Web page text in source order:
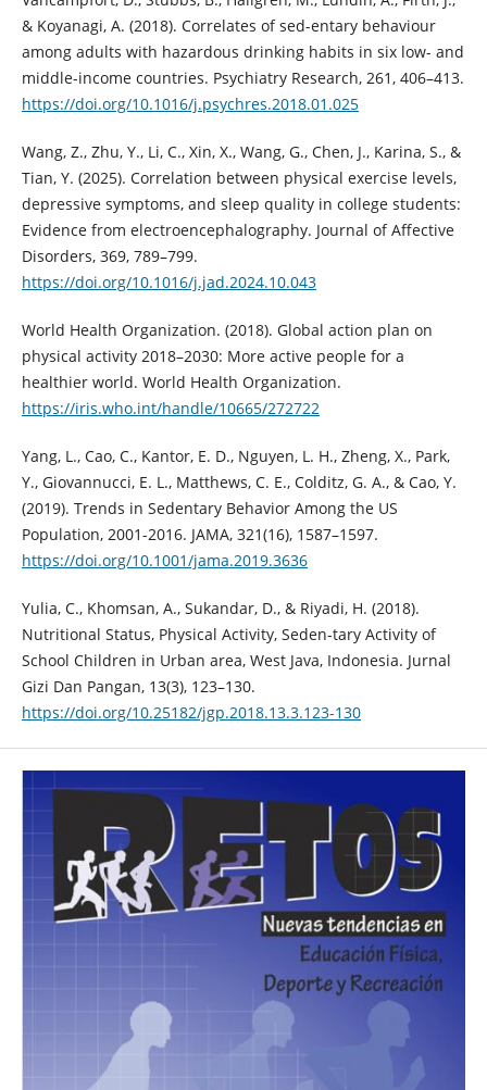
& Koyanagi, A. (2018). Correlates of sed-entary behaviour
among adults with hazardous drinking habits in six low- and
middle-income countries. Psychiatry Research, 261, 406–413.
https://doi.org/10.1016/j.psychres.2018.01.025
Wang, Z., Zhu, Y., Li, C., Xin, X., Wang, G., Chen, J., Karina, S., &
Tian, Y. (2025). Correlation between physical exercise levels,
depressive symptoms, and sleep quality in college students:
Evidence from electroencephalography. Journal of Affective
Disorders, 369, 789–799.
https://doi.org/10.1016/j.jad.2024.10.043
World Health Organization. (2018). Global action plan on
physical activity 2018–2030: More active people for a
healthier world. World Health Organization.
https://iris.who.int/handle/10665/272722
Yang, L., Cao, C., Kantor, E. D., Nguyen, L. H., Zheng, X., Park,
Y., Giovannucci, E. L., Matthews, C. E., Colditz, G. A., & Cao, Y.
(2019). Trends in Sedentary Behavior Among the US
Population, 2001-2016. JAMA, 321(16), 1587–1597.
https://doi.org/10.1001/jama.2019.3636
Yulia, C., Khomsan, A., Sukandar, D., & Riyadi, H. (2018).
Nutritional Status, Physical Activity, Seden-tary Activity of
School Children in Urban area, West Java, Indonesia. Jurnal
Gizi Dan Pangan, 13(3), 123–130.
https://doi.org/10.25182/jgp.2018.13.3.123-130